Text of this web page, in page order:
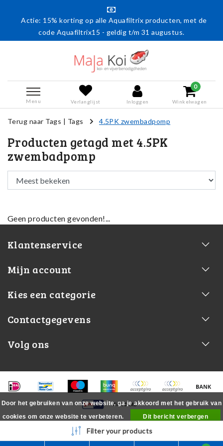
Actie: 15% korting op alle Aquafiltrix producten, met de
code Aquafiltrix15 - geldig t/m 31 augustus.
Menu Verlanglijst Inloggen
0
Winkelwagen
Terug naar Tags | Tags 4.5PK zwembadpomp
Producten getagd met 4.5PK
zwembadpomp
Geen producten gevonden!...
Klantenservice
Mijn account
Kies een categorie
Contactgegevens
Volg ons
Filter your products
Door het gebruiken van onze website, ga je akkoord met het gebruik van
cookies om onze website te verbeteren.
Dit bericht verbergen
Meer over cookies »